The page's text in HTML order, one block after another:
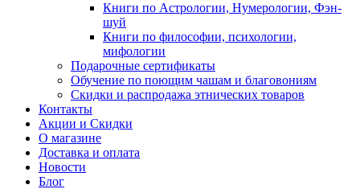
Книги по Астрологии, Нумерологии, Фэн-
шуй
Книги по философии, психологии,
мифологии
Подарочные сертификаты
Обучение по поющим чашам и благовониям
Скидки и распродажа этнических товаров
Контакты
Акции и Скидки
О магазине
Доставка и оплата
Новости
Блог